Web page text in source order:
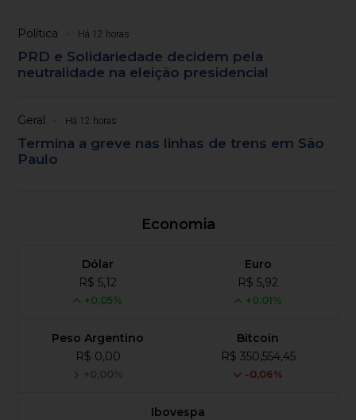
Política Há 12 horas
PRD e Solidariedade decidem pela
neutralidade na eleição presidencial
Geral Há 12 horas
Termina a greve nas linhas de trens em São
Paulo
Economia
Dólar
R$ 5,12
+0,05%
Euro
R$ 5,92
+0,01%
Peso Argentino
R$ 0,00
+0,00%
Bitcoin
R$ 350,554,45
-0,06%
Ibovespa